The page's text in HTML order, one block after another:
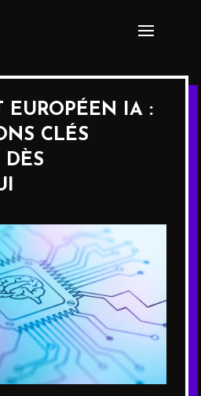
EUROPÉEN IA :
CLÉS
DÈS